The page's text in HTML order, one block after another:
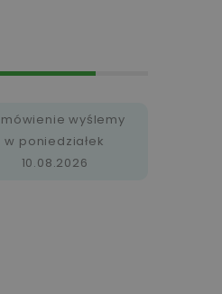
wyślemy
w poniedziałek
10.08.2026